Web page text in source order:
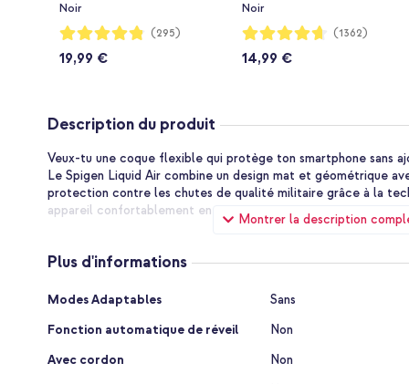
Noir
Notation:
96%
(295)
19,99 €
Noir
Notation:
93%
(1362)
14,99 €
Description du produit
Montrer la description
Veux-tu une coque flexible qui protège ton smartphone sans
Le Spigen Liquid Air combine un design mat et géométrique
protection contre les chutes de qualité militaire grâce à la
appareil confortablement en main, toujours et partout.
Cette coque Liquid Air est fabriquée en TPU résistant à
fermement et confortablement, ce qui réduit le risque de
l'impact aussi bien que possible, sous tous les angles. Les
Plus d'informations
Plus
Modes Adaptables
Sans
Fonction automatique de réveil
Non
Avec cordon
Non